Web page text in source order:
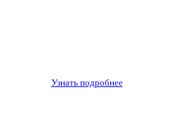
Узнать подробнее